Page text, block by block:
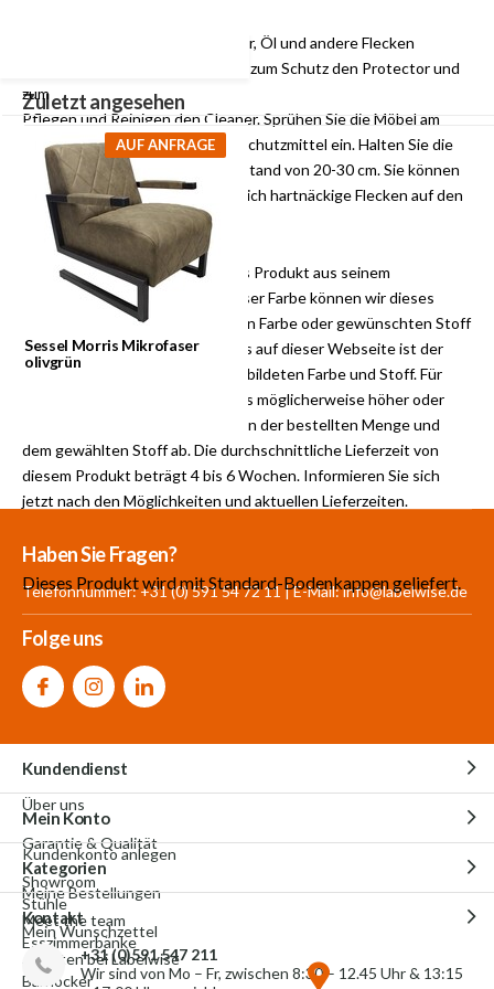
die Reinigung gegen Fett, Wasser, Öl und andere Flecken
spezialisiert sind. Verwenden Sie zum Schutz den Protector und
zum
Pflegen und Reinigen den Cleaner. Sprühen Sie die Möbel am
besten nach dem Kauf mit dem Schutzmittel ein. Halten Sie die
Spraydose aufrecht in einem Abstand von 20-30 cm. Sie können
den Reiniger verwenden, wenn sich hartnäckige Flecken auf den
Möbeln gebildet haben.
HINWEIS: Labelwise kann dieses Produkt aus seinem
Lagerbestand liefern. Neben dieser Farbe können wir dieses
Produkt auch in der gewünschten Farbe oder gewünschten Stoff
maßanfertigen. Der Einkaufspreis auf dieser Webseite ist der
Preis für das Produkt in der abgebildeten Farbe und Stoff. Für
Maßanfertigungen kann der Preis möglicherweise höher oder
niedriger ausfallen, dies hängt von der bestellten Menge und
dem gewählten Stoff ab. Die durchschnittliche Lieferzeit von
diesem Produkt beträgt 4 bis 6 Wochen. Informieren Sie sich
jetzt nach den Möglichkeiten und aktuellen Lieferzeiten.
Dieses Produkt wird mit Standard-Bodenkappen geliefert.
Zuletzt angesehen
Sessel Morris Mikrofaser
olivgrün
AUF ANFRAGE
Mehr als 30.000
Produkte auf Lager
Showroom
eigener Produktion
Haben Sie Fragen?
Telefonnummer: +31 (0) 591 54 72 11 | E-Mail:info@labelwise.de
Folge uns
Kundendienst
Über uns
Garantie & Qualität
Showroom
Meet the team
Arbeiten bei Labelwise
Mein Konto
Kundenkonto anlegen
Meine Bestellungen
Mein Wunschzettel
Kategorien
Stühle
Esszimmerbänke
Barhocker
Kontakt
+31 (0)591 547 211
Wir sind von Mo – Fr, zwischen 8:30 – 12.45 Uhr & 13:15